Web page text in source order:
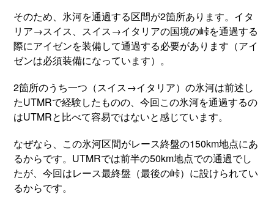
そのため、氷河を通過する区間が2箇所あります。イタ
リア→スイス、スイス→イタリアの国境の峠を通過する
際にアイゼンを装備して通過する必要があります（アイ
ゼンは必須装備になっています）。
2箇所のうち一つ（スイス→イタリア）の氷河は前述し
たUTMRで経験したものの、今回この氷河を通過するの
はUTMRと比べて容易ではないと感じています。
なぜなら、この氷河区間がレース終盤の150km地点にあ
るからです。UTMRでは前半の50km地点での通過でし
たが、今回はレース最終盤（最後の峠）に設けられてい
るからです。